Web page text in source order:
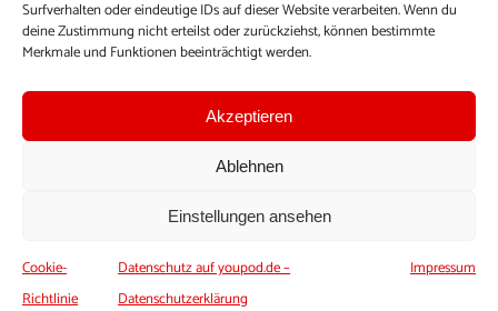
Surfverhalten oder eindeutige IDs auf dieser Website verarbeiten. Wenn du
deine Zustimmung nicht erteilst oder zurückziehst, können bestimmte
Merkmale und Funktionen beeinträchtigt werden.
Akzeptieren
Ablehnen
Einstellungen ansehen
Cookie-
Richtlinie
Datenschutz auf youpod.de –
Datenschutzerklärung
Impressum
veröffentliche deine Beiträge auf youpod.de.Du musst
dich anmelden, um alle Funktionen nutzen zu können, ein
Profil anzulegen, eigene Beiträge hochzuladen und zu
Einloggen